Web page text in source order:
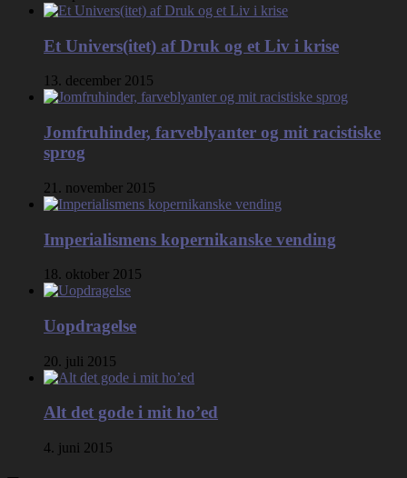
Et Univers(itet) af Druk og et Liv i krise
13. december 2015
Jomfruhinder, farveblyanter og mit racistiske
sprog
21. november 2015
Imperialismens kopernikanske vending
18. oktober 2015
Uopdragelse
20. juli 2015
Alt det gode i mit ho’ed
4. juni 2015